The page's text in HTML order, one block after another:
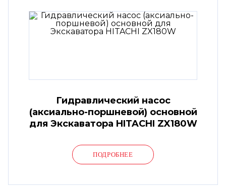
Гидравлический насос
(аксиально-поршневой) основной
для Экскаватора HITACHI ZX180W
ПОДРОБНЕЕ